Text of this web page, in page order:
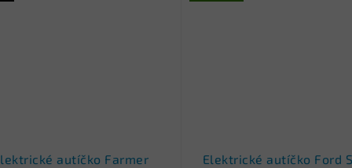
autíčko Farmer
Elektrické autíčko Ford